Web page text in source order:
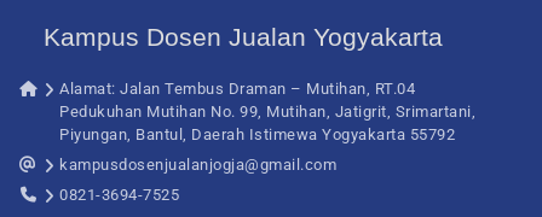
Kampus Dosen Jualan Yogyakarta
Alamat: Jalan Tembus Draman – Mutihan, RT.04
Pedukuhan Mutihan No. 99, Mutihan, Jatigrit, Srimartani,
Piyungan, Bantul, Daerah Istimewa Yogyakarta 55792
kampusdosenjualanjogja@gmail.com
0821-3694-7525